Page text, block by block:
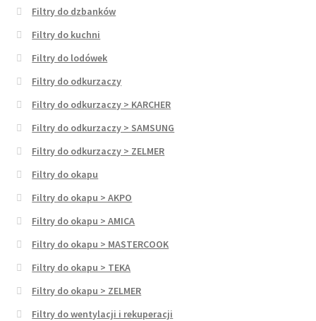
Filtry do dzbanków
Filtry do kuchni
Filtry do lodówek
Filtry do odkurzaczy
Filtry do odkurzaczy > KARCHER
Filtry do odkurzaczy > SAMSUNG
Filtry do odkurzaczy > ZELMER
Filtry do okapu
Filtry do okapu > AKPO
Filtry do okapu > AMICA
Filtry do okapu > MASTERCOOK
Filtry do okapu > TEKA
Filtry do okapu > ZELMER
Filtry do wentylacji i rekuperacji